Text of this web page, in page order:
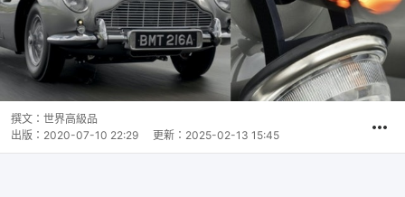
撰文： 世界高級品
出版： 2020-07-10 22:29 更新： 2025-02-13 15:45